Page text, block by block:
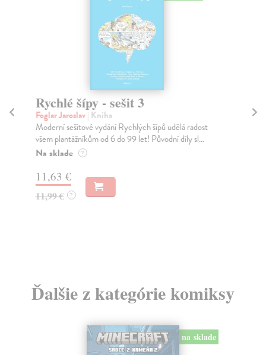
Rychlé šípy - sešit 3
Foglar Jaroslav| Kniha
Moderní sešitové vydání Rychlých šípů udělá radost
všem plantážníkům od 6 do 99 let! Původní díly sl...
Na sklade ?
11,63 €
11,99 € ?
Ďalšie z kategórie komiksy
na sklade